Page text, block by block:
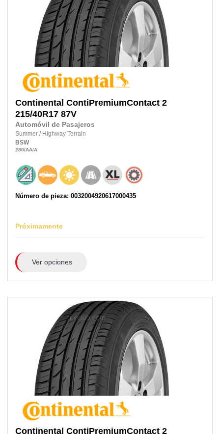
Continental ContiPremiumContact 2
215/40R17 87V
Automóvil de Pasajeros
Summer / Highway Terrain
BSW
280/AA/A
Número de pieza: 0032004920617000435
Próximamente
Ver opciones
Continental ContiPremiumContact 2